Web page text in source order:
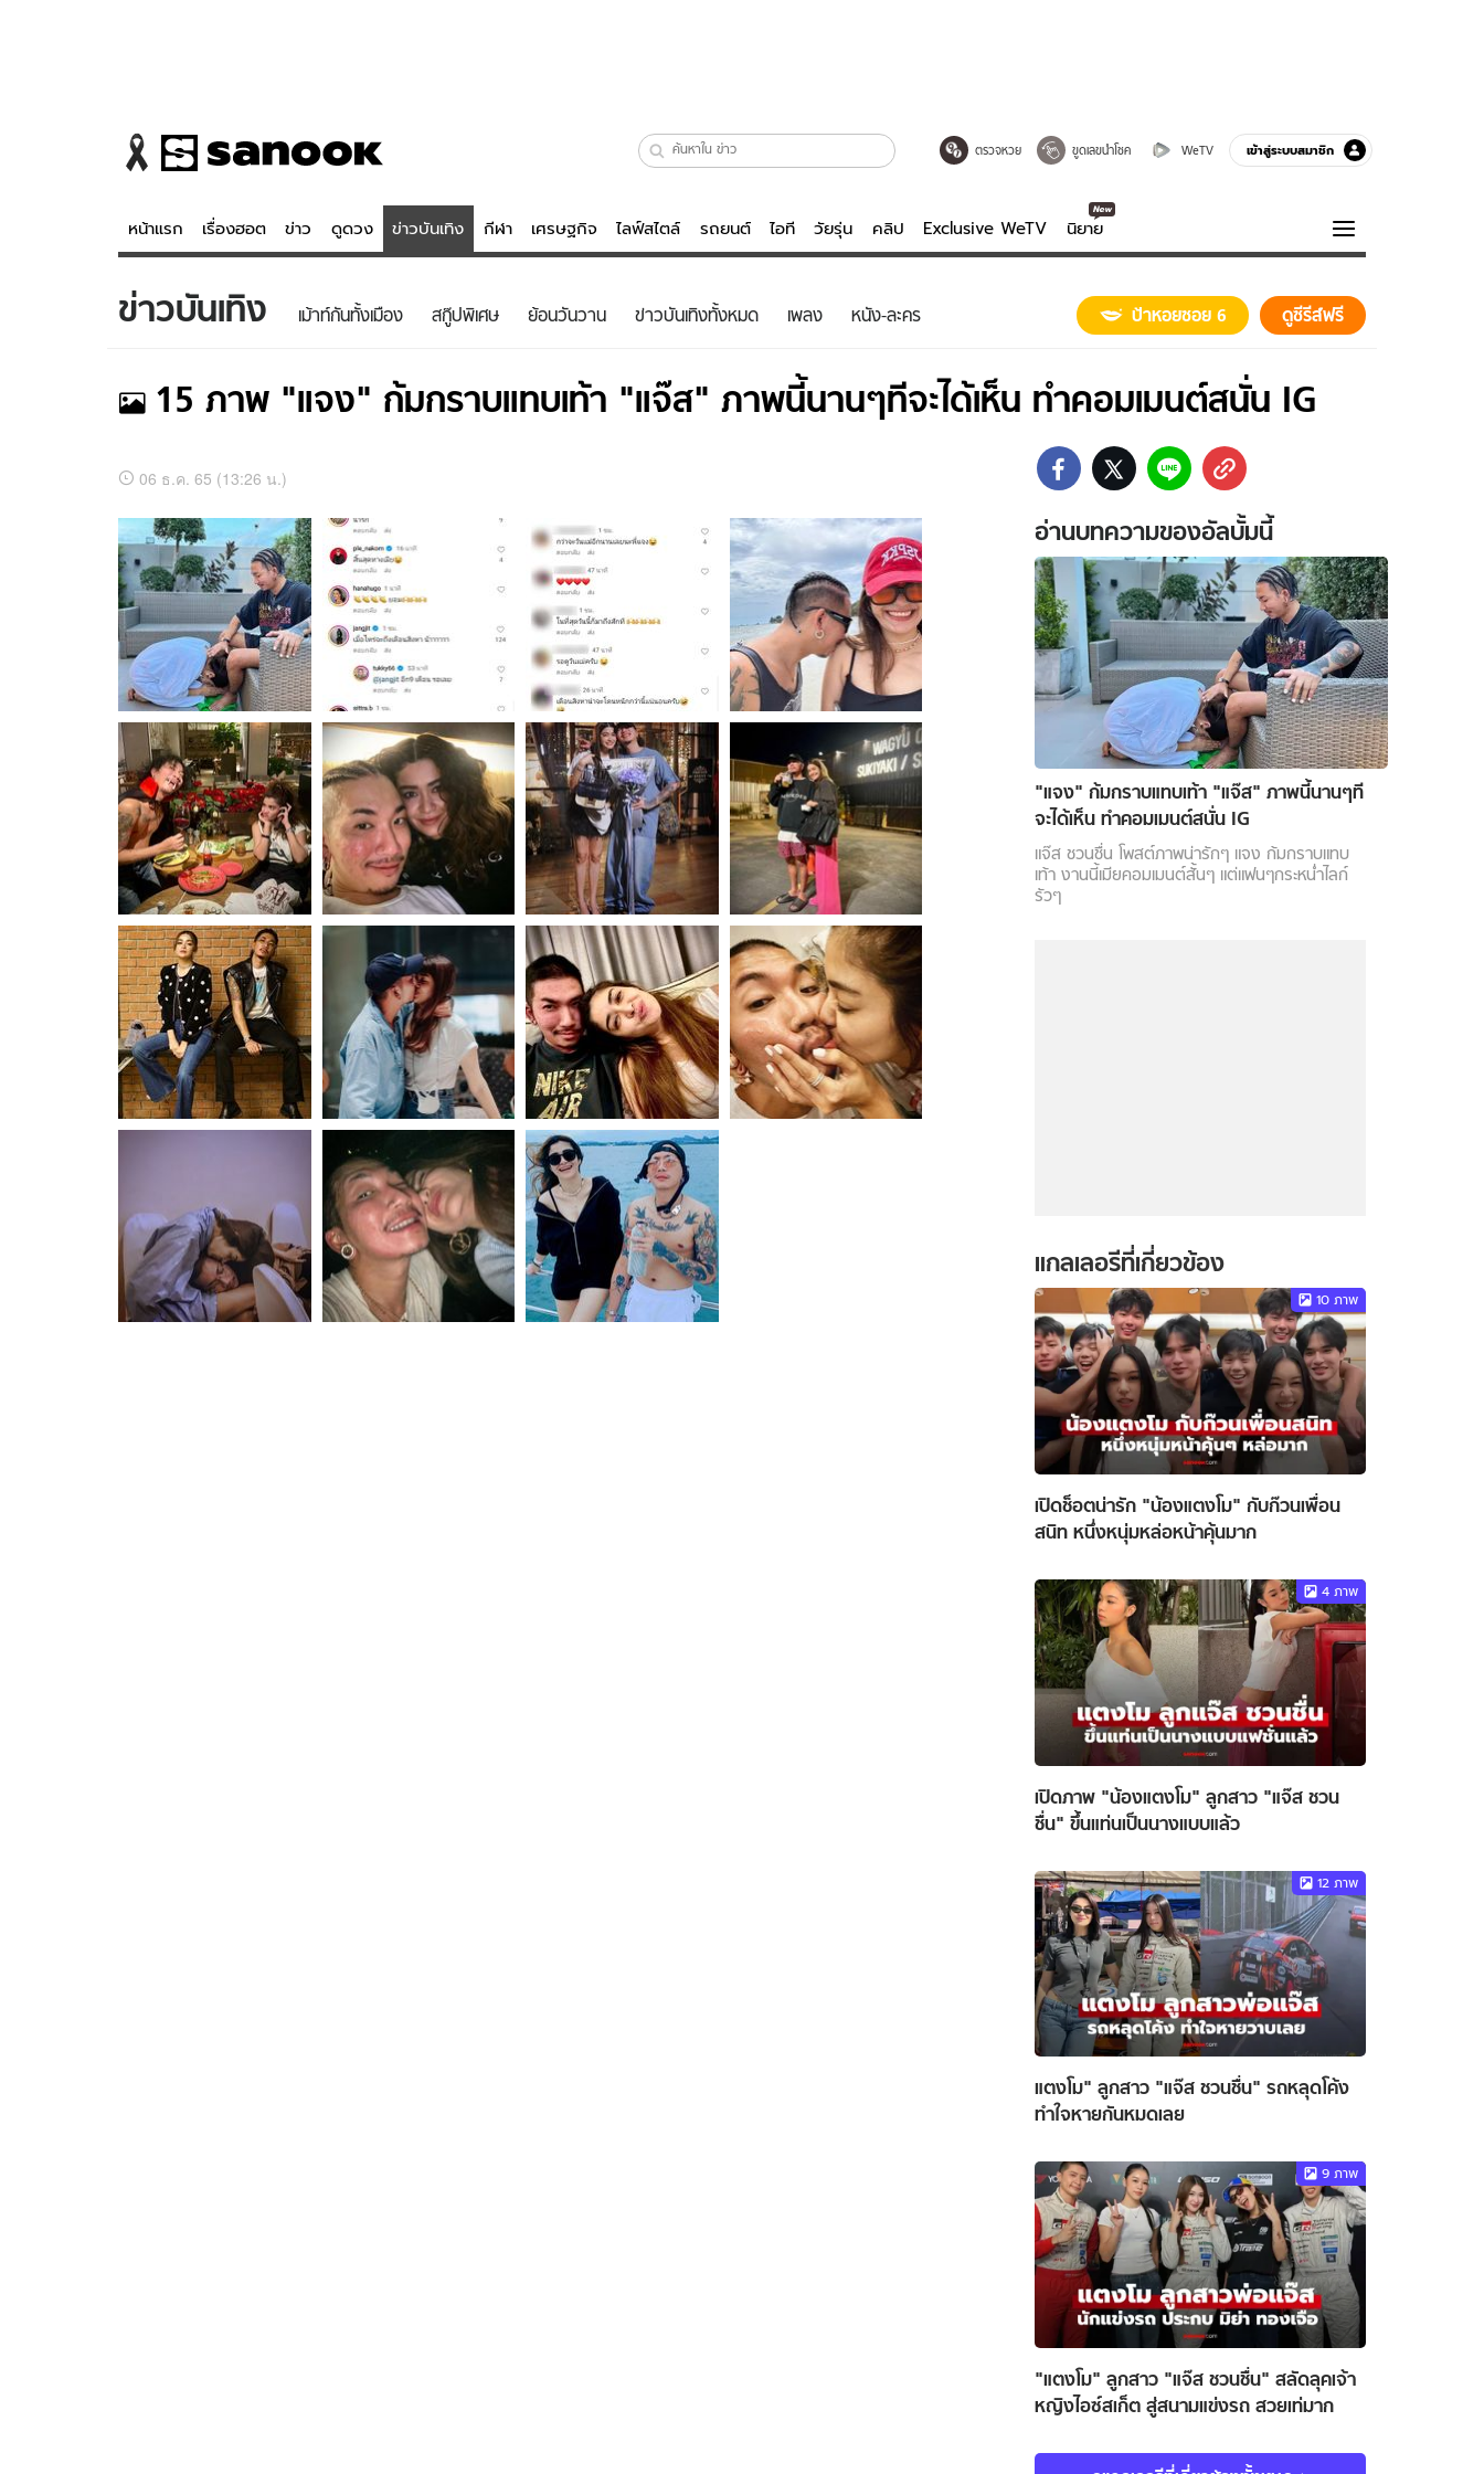
ตรวจหวย ขูดเลขนำโชค WeTV เข้าสู่ระบบสมาชิก
หน้าแรก เรื่องฮอต ข่าว ดูดวง ข่าวบันเทิง กีฬา เศรษฐกิจ ไลฟ์สไตล์ รถยนต์ ไอที วัยรุ่น คลิป Exclusive WeTV นิยาย
ข่าว
ข่าวบันเทิง
ข่าวเศรษฐกิจ
อัปเดตจีน
เช็กข่าวชัวร์
ดูดวง - ตรวจหวย
หวยไทย
สถิติหวยไทย
ไลฟ์สไตล์
ผู้ชาย
วัยรุ่น
สุขภาพ
เที่ยว-กิน
Tasteful Thailand
Sanook Choice
บันเทิงครบรส
เพลง
เกมส์
ดูทีวี
WeTV
Exclusive WeTV
นิยาย
ความรู้รอบตัว
ฮาวทู
กูรู-รอบรู้
ดาวน์โหลดสนุกแอปฟรี ติดตามสนุกโซเชียลได้ที่ ติดต่อโฆษณา
tencentthbd sales@tencent.co.th
สงวนลิขสิทธิ์ ©2569บริษัท อิมเมจ ฟิวเจอร์ (ประเทศไทย) จำกัด ร้องเรียนเนื้อหาไม่เหมาะสม แนะนำติชม แจ้งปัญหาการใช้งาน
ข่าวบันเทิง เม้าท์กันทั้งเมือง สกู๊ปพิเศษ ย้อนวันวาน ข่าวบันเทิงทั้งหมด เพลง หนัง-ละคร ป้าหอยซอย 6 ดูซีรีส์ฟรี
15 ภาพ "แจง" ก้มกราบแทบเท้า "แจ๊ส" ภาพนี้นานๆทีจะได้เห็น ทำคอมเมนต์สนั่น IG
ของ
ก้ม
กราบ
แทบ
เท้า
"แจ๊ส"
ภาพ
นี้
นานๆ
ที
จะ
ได้
เห็น
ทำ
คอม
เมน
สนั่น
IG
ภาพ
"แจง"
ก้ม
กราบ
แทบ
เท้า
"แจ๊ส"
ภาพ
นี้
นานๆ
ที
จะ
ได้
เห็น
ทำ
คอม
เมน
ต์
สนั่น
IG
06 ธ.ค. 65 (13:26 น.)
อ่านบทความของอัลบั้มนี้
"แจง" ก้มกราบแทบเท้า "แจ๊ส" ภาพนี้นานๆที
จะได้เห็น ทำคอมเมนต์สนั่น IG
แจ๊ส ชวนชื่น โพสต์ภาพน่ารักๆ แจง ก้มกราบแทบ
เท้า งานนี้เมียคอมเมนต์สั้นๆ แต่แฟนๆกระหน่ำไลก์
รัวๆ
แกลเลอรีที่เกี่ยวข้อง
10 ภาพ
เปิดช็อตน่ารัก "น้องแตงโม" กับก๊วนเพื่อน
สนิท หนึ่งหนุ่มหล่อหน้าคุ้นมาก
4 ภาพ
เปิดภาพ "น้องแตงโม" ลูกสาว "แจ๊ส ชวน
ชื่น" ขึ้นแท่นเป็นนางแบบแล้ว
12 ภาพ
แตงโม" ลูกสาว "แจ๊ส ชวนชื่น" รถหลุดโค้ง
ทำใจหายกันหมดเลย
9 ภาพ
"แตงโม" ลูกสาว "แจ๊ส ชวนชื่น" สลัดลุคเจ้า
หญิงไอซ์สเก็ต สู่สนามแข่งรถ สวยเท่มาก